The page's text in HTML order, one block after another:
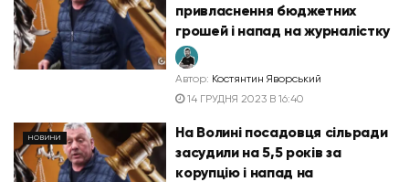
привласнення бюджетних
грошей і напад на журналістку
Автор: Костянтин Яворський
14 ГРУДНЯ 2023 В 16:40
НОВИНИ
На Волині посадовця сільради
засудили на 5,5 років за
корупцію і напад на